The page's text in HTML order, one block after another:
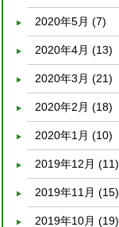
2020年5月 (7)
2020年4月 (13)
2020年3月 (21)
2020年2月 (18)
2020年1月 (10)
2019年12月 (11)
2019年11月 (15)
2019年10月 (19)